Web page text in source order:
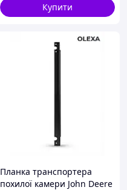
Купити
Планка транспортера
похилої камери John Deere